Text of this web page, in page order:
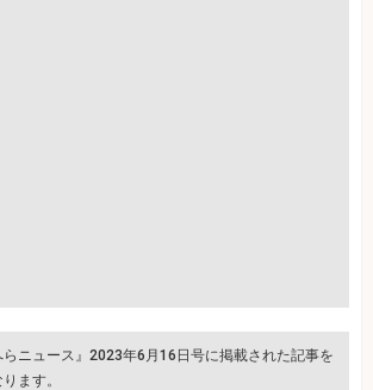
ニュース』2023年6月16日号に掲載された記事を
ます。